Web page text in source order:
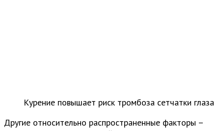
Курение повышает риск тромбоза сетчатки глаза
Другие относительно распространенные факторы –